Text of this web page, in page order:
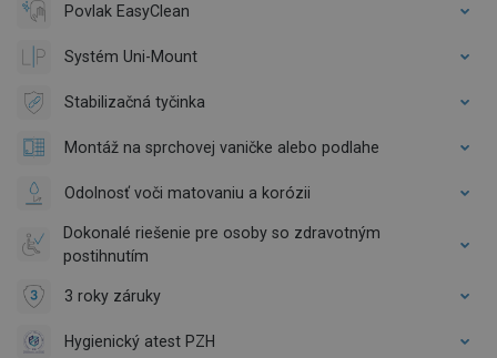
Povlak EasyClean
Systém Uni-Mount
Stabilizačná tyčinka
Montáž na sprchovej vaničke alebo podlahe
Odolnosť voči matovaniu a korózii
Dokonalé riešenie pre osoby so zdravotným
postihnutím
3 roky záruky
Hygienický atest PZH